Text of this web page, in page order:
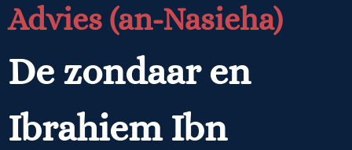
Advies (an-Nasieha)
De zondaar en
Ibrahiem Ibn